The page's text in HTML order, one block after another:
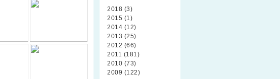
2018 (3)
2015 (1)
2014 (12)
2013 (25)
2012 (66)
2011 (181)
2010 (73)
2009 (122)